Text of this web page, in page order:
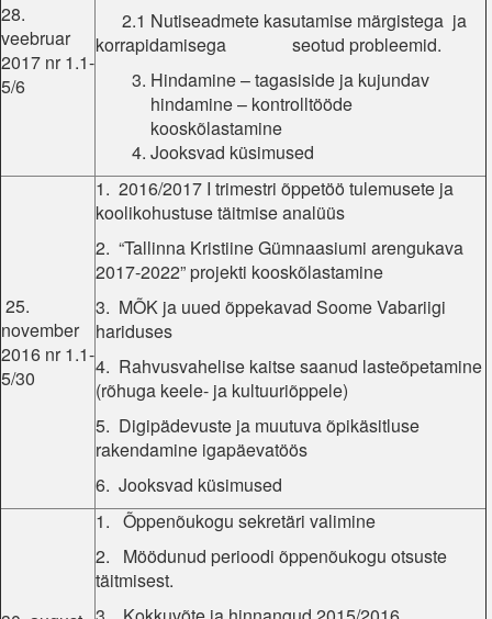
28.
veebruar
2017 nr 1.1-
5/6
2.1 Nutiseadmete kasutamise märgistega ja
korrapidamisega seotud probleemid.
Hindamine – tagasiside ja kujundav
hindamine – kontrolltööde
kooskõlastamine
Jooksvad küsimused
25.
november
2016 nr 1.1-
5/30
1. 2016/2017 I trimestri õppetöö tulemusete ja
koolikohustuse täitmise analüüs
2. “Tallinna Kristiine Gümnaasiumi arengukava
2017-2022” projekti kooskõlastamine
3. MÕK ja uued õppekavad Soome Vabariigi
hariduses
4. Rahvusvahelise kaitse saanud lasteõpetamine
(rõhuga keele- ja kultuuriõppele)
5. Digipädevuste ja muutuva õpikäsitluse
rakendamine igapäevatöös
6. Jooksvad küsimused
1. Õppenõukogu sekretäri valimine
2. Möödunud perioodi õppenõukogu otsuste
täitmisest.